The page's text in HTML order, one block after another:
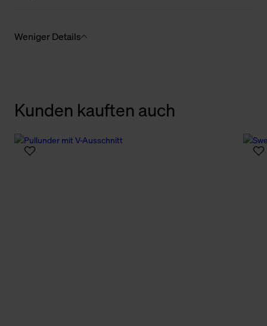
Weniger Details
Kunden kauften auch